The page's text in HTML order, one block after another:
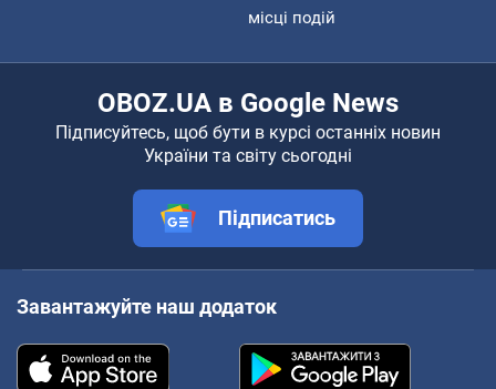
місці подій
OBOZ.UA в Google News
Підписуйтесь, щоб бути в курсі останніх новин
України та світу сьогодні
Підписатись
Завантажуйте наш додаток